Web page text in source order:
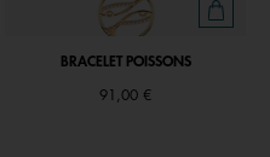
BRACELET POISSONS
91,00 €